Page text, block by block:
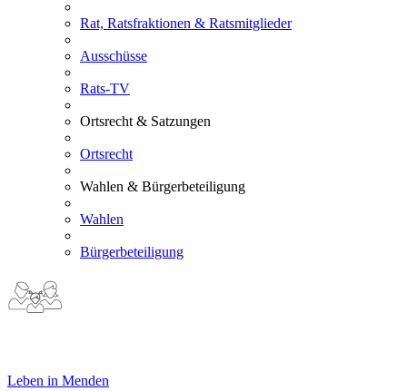
Rat, Ratsfraktionen & Ratsmitglieder
Ausschüsse
Rats-TV
Ortsrecht & Satzungen
Ortsrecht
Wahlen & Bürgerbeteiligung
Wahlen
Bürgerbeteiligung
Leben in Menden